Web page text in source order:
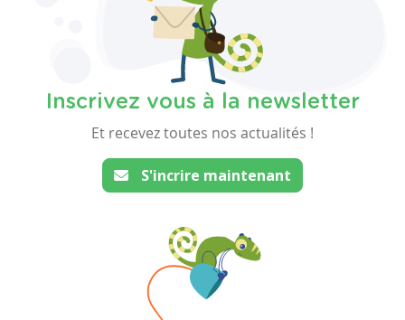
Inscrivez vous à la newsletter
Et recevez toutes nos actualités !
S'incrire maintenant